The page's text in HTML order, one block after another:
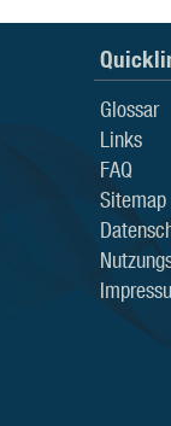
Glossar
Links
FAQ
Sitemap